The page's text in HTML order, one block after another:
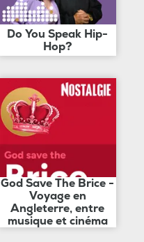
Do You Speak Hip-
Hop?
God Save The Brice -
Voyage en
Angleterre, entre
musique et cinéma